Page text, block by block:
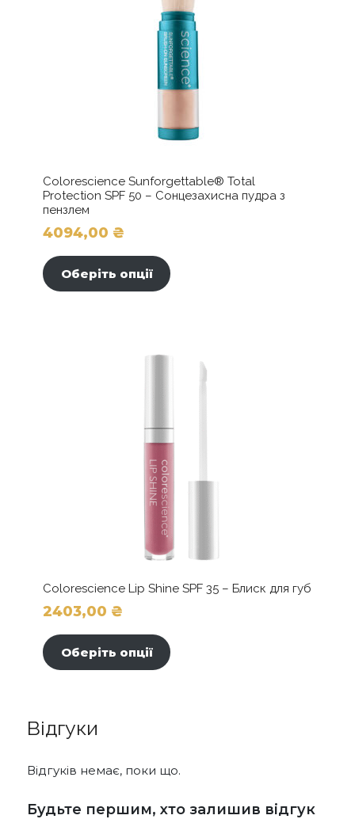
Colorescience Sunforgettable® Total
Protection SPF 50 – Сонцезахисна пудра з
пензлем
4094,00 ₴
Оберіть опції
вибрати
Colorescience Lip Shine SPF 35 – Блиск для губ
2403,00 ₴
Оберіть опції
на
товару
Відгуки
Відгуків немає, поки що.
Будьте першим, хто залишив відгук